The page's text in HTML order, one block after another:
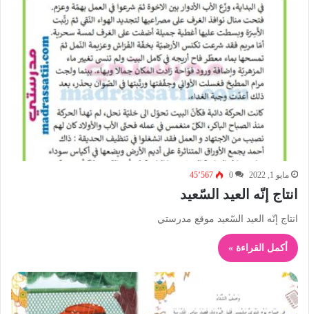
مايو 1, 2022 0 45٬567
انتاج إنّه العيد السّعيد
انتاج إنّه العيد السّعيد موقع مدرستي
أكمل القراءة »